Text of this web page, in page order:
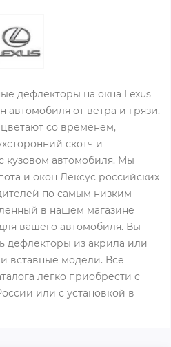
дефлекторы на окна Lexus
автомобиля от ветра и грязи.
со временем,
скотч и
кузовом автомобиля. Мы
и окон Лексус российских
по самым низким
в нашем магазине
вашего автомобиля. Вы
дефлекторы из акрила или
вставные модели. Все
легко приобрести с
или с установкой в